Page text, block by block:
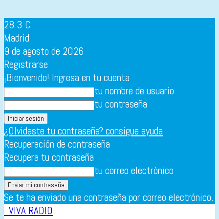
28.3 C
Madrid
9 de agosto de 2026
Registrarse
¡Bienvenido! Ingresa en tu cuenta
tu nombre de usuario
tu contraseña
¿Olvidaste tu contraseña? consigue ayuda
Recuperación de contraseña
Recupera tu contraseña
tu correo electrónico
Se te ha enviado una contraseña por correo electrónico.
VIVA RADIO